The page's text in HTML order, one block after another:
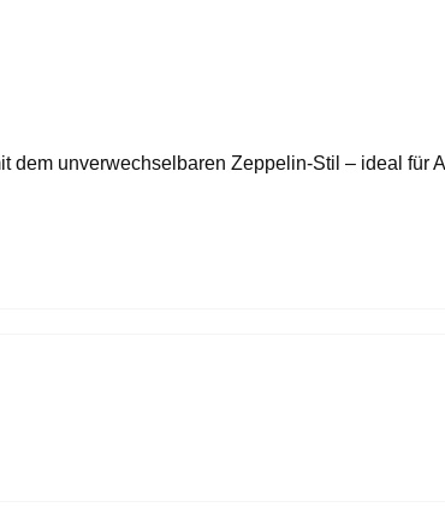
unverwechselbaren Zeppelin-Stil – ideal für